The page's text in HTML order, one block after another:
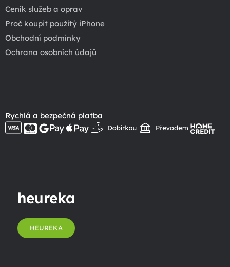
Ceník služeb a oprav
Proč koupit použitý iPhone
Obchodní podmínky
Ochrana osobních údajů
Rychlá a bezpečná platba
heureka
HEUREKA